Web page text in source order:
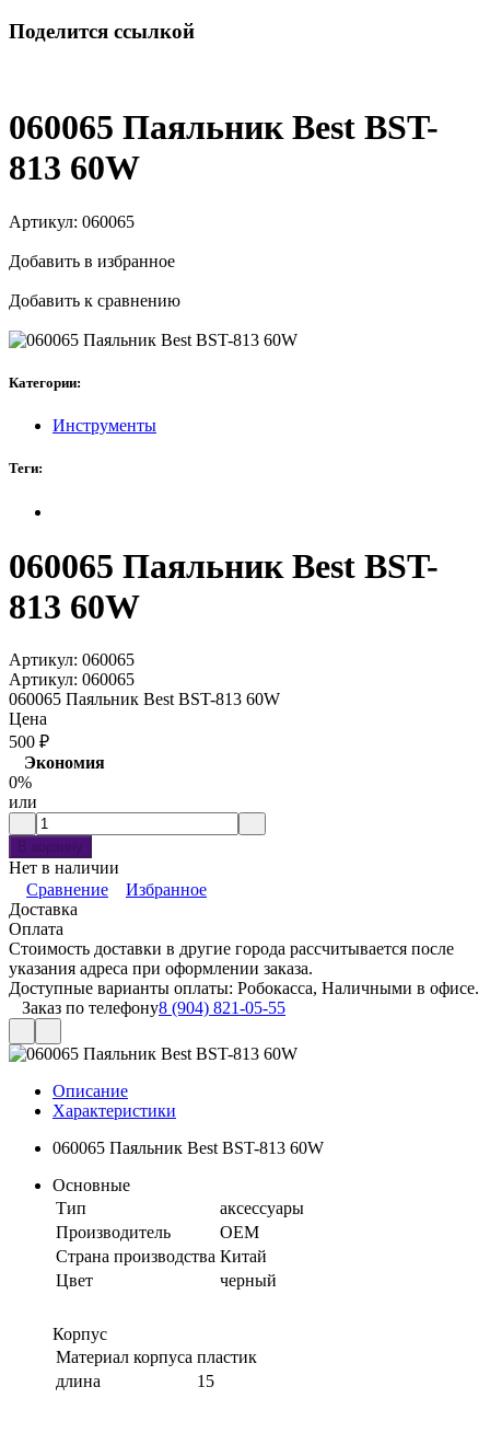
Поделится ссылкой
060065 Паяльник Best BST-
813 60W
Артикул: 060065
Добавить в избранное
Добавить к сравнению
Категории:
Инструменты
Теги:
060065 Паяльник Best BST-
813 60W
Артикул: 060065
Артикул: 060065
060065 Паяльник Best BST-813 60W
Цена
500 ₽
Экономия
0%
или
В корзину
Нет в наличии
Сравнение
Избранное
Доставка
Оплата
Стоимость доставки в другие города рассчитывается после
указания адреса при оформлении заказа.
Доступные варианты оплаты: Робокасса, Наличными в офисе.
Заказ по телефону8 (904) 821-05-55
Описание
Характеристики
060065 Паяльник Best BST-813 60W
Основные
Тип
аксессуары
Производитель
OEM
Страна производства Китай
Цвет
черный
Корпус
Материал корпуса пластик
длина
15